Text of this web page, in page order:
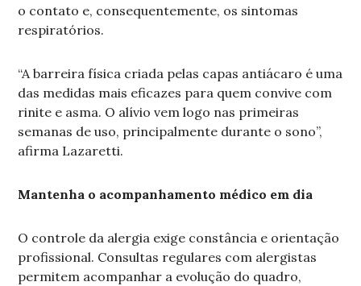
o contato e, consequentemente, os sintomas
respiratórios.
“A barreira física criada pelas capas antiácaro é uma
das medidas mais eficazes para quem convive com
rinite e asma. O alívio vem logo nas primeiras
semanas de uso, principalmente durante o sono”,
afirma Lazaretti.
Mantenha o acompanhamento médico em dia
O controle da alergia exige constância e orientação
profissional. Consultas regulares com alergistas
permitem acompanhar a evolução do quadro,